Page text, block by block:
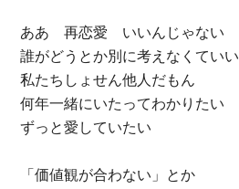
ああ 再恋愛 いいんじゃない
誰がどうとか別に考えなくてい
私たちしょせん他人だもん
何年一緒にいたってわかりたい
ずっと愛していたい
「価値観が合わない」とか